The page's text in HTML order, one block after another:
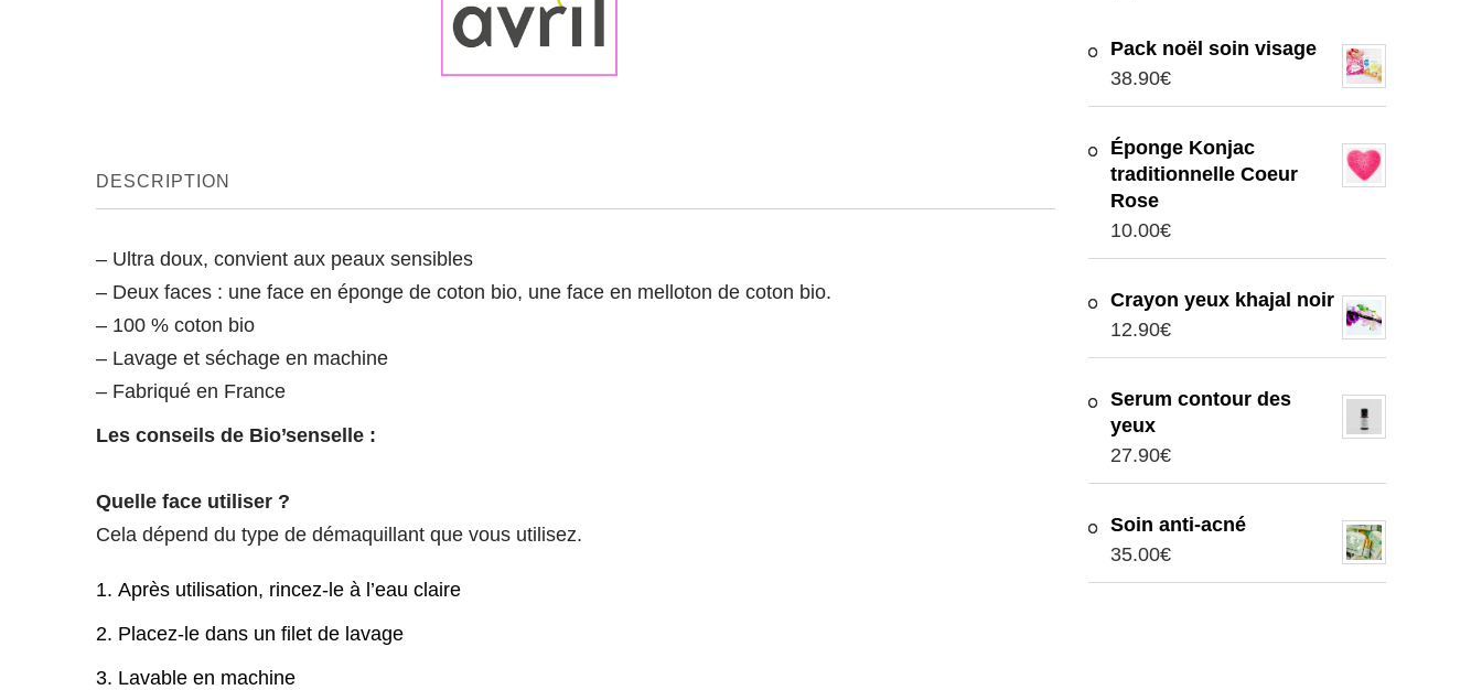
DESCRIPTION
– Ultra doux, convient aux peaux sensibles
– Deux faces : une face en éponge de coton bio, une face en melloton de coton bio.
– 100 % coton bio
– Lavage et séchage en machine
– Fabriqué en France
Les conseils de Bio’senselle :
Quelle face utiliser ?
Cela dépend du type de démaquillant que vous utilisez.
Après utilisation, rincez-le à l’eau claire
Placez-le dans un filet de lavage
Lavable en machine
Pack noël soin visage
38.90€
Éponge Konjac
traditionnelle Coeur
Rose
10.00€
Crayon yeux khajal noir
12.90€
Serum contour des
yeux
27.90€
Soin anti-acné
35.00€